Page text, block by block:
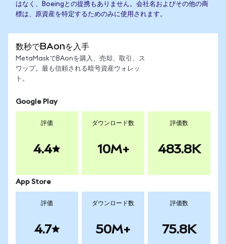
はなく、Boeingとの提携もありません。会社名およびその他の商
標は、原資産を特定するためのみに使用されます。
数秒でBAonを入手
MetaMaskでBAonを購入、売却、取引、ス
ワップ。最も信頼される暗号資産ウォレッ
ト。
Google Play
評価
4.4
ダウンロード数
10M+
評価数
483.8K
App Store
評価
4.7
ダウンロード数
50M+
評価数
75.8K